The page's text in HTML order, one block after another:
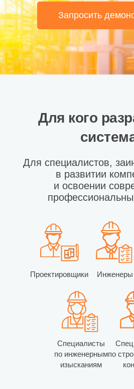
Запросить
Для кого
Для специалистов,
в развитии
и освоении
Проектировщики Инженеры
Специалисты
по инженерным
изысканиям
по